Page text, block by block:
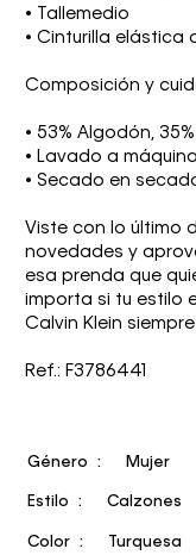
• Tallemedio
• Cinturilla elástica
Composición y
• 53% Algodón,
• Lavado a máquina
• Secado en
Viste con lo último
novedades y
esa prenda que
importa si tu estilo
Calvin Klein
Ref.: F3786441
Género Mujer
Estilo Calzones
Color Turquesa